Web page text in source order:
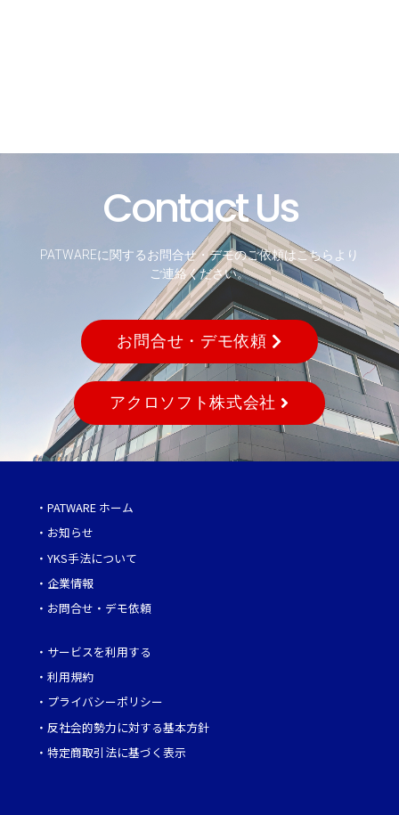
Contact Us
PATWAREに関するお問合せ・デモのご依頼はこちらより
ご連絡ください。
お問合せ・デモ依頼
アクロソフト株式会社
・ PATWARE ホーム
・ お知らせ
・ YKS手法について
・ 企業情報
・ お問合せ・デモ依頼
・ サービスを利用する
・ 利用規約
・ プライバシーポリシー
・ 反社会的勢力に対する基本方針
・ 特定商取引法に基づく表示